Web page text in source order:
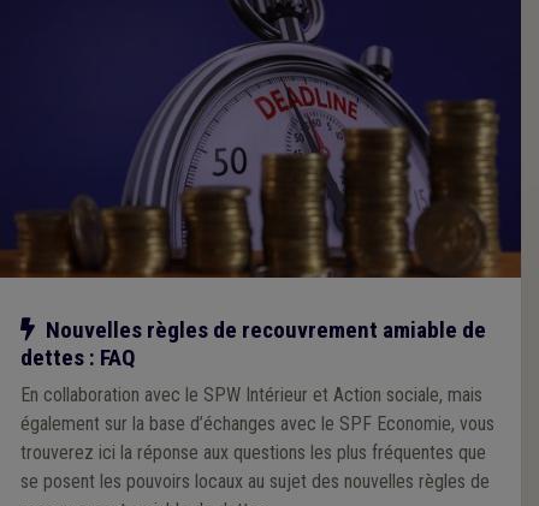
Notre action
Nouvelles règles de recouvrement amiable de
dettes : FAQ
En collaboration avec le SPW Intérieur et Action sociale, mais
également sur la base d’échanges avec le SPF Economie, vous
trouverez ici la réponse aux questions les plus fréquentes que
se posent les pouvoirs locaux au sujet des nouvelles règles de